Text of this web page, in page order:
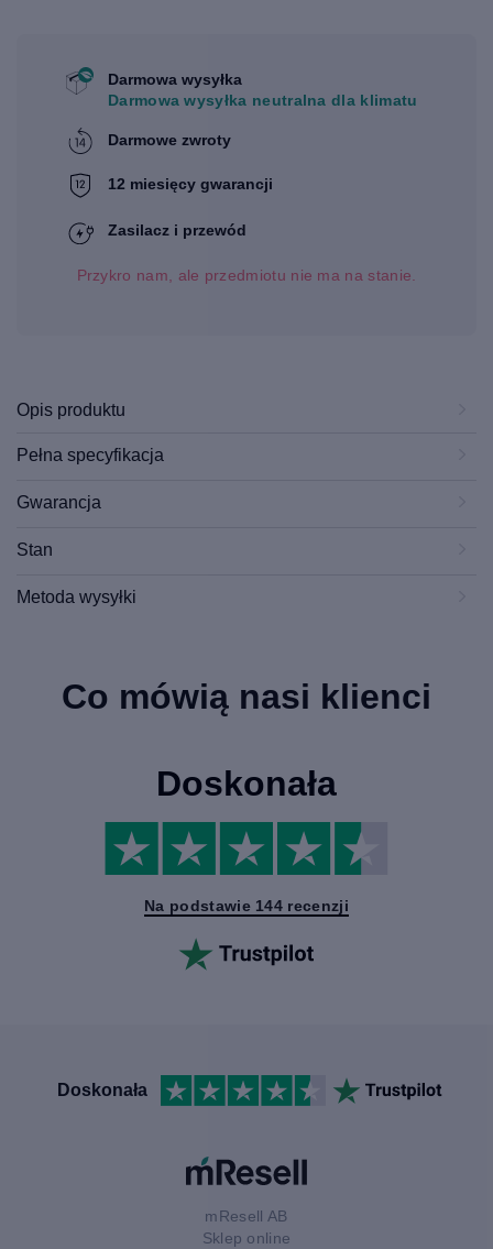
Darmowa wysyłka
Darmowa wysyłka neutralna dla klimatu
Darmowe zwroty
12 miesięcy gwarancji
Zasilacz i przewód
Przykro nam, ale przedmiotu nie ma na stanie.
Opis produktu
Pełna specyfikacja
Gwarancja
Stan
Metoda wysyłki
Co mówią nasi klienci
Doskonała
Na podstawie 144 recenzji
Doskonała
mResell AB
Sklep online